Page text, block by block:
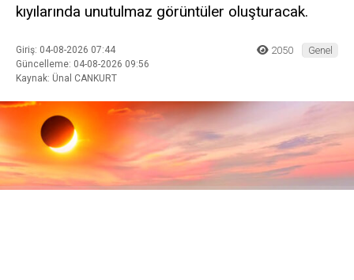
kıyılarında unutulmaz görüntüler oluşturacak.
Giriş: 04-08-2026 07:44
Güncelleme: 04-08-2026 09:56
Kaynak: Ünal CANKURT
2050 Genel